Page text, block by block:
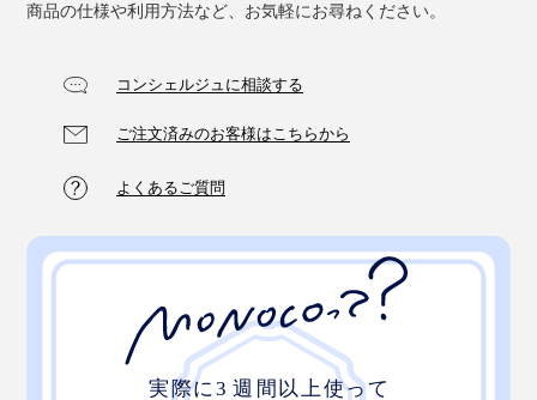
商品の仕様や利用方法など、お気軽にお尋ねください。
コンシェルジュに相談する
ご注文済みのお客様はこちらから
よくあるご質問